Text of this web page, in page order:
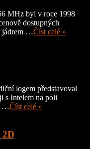
MHz byl v roce 1998
dostupných
jádrem …Číst celé »
logem představoval
s Intelem na poli
…Číst celé »